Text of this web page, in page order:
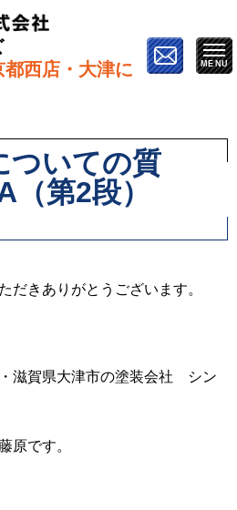
西店・大津に
グ»塗装工事についての質
ついての質
（第2段）
だきありがとうございます。
滋賀県大津市の塗装会社 シン
原です。